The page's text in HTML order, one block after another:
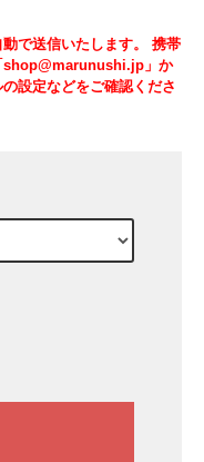
で送信いたします。 携帯
shop@marunushi.jp」か
設定などをご確認くださ